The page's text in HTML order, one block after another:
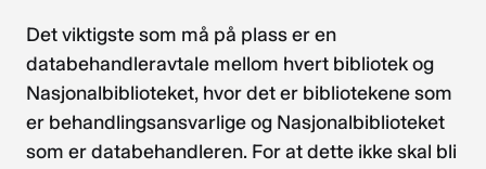
Det viktigste som må på plass er en
databehandleravtale mellom hvert bibliotek og
Nasjonalbiblioteket, hvor det er bibliotekene som
er behandlingsansvarlige og Nasjonalbiblioteket
som er databehandleren. For at dette ikke skal bli